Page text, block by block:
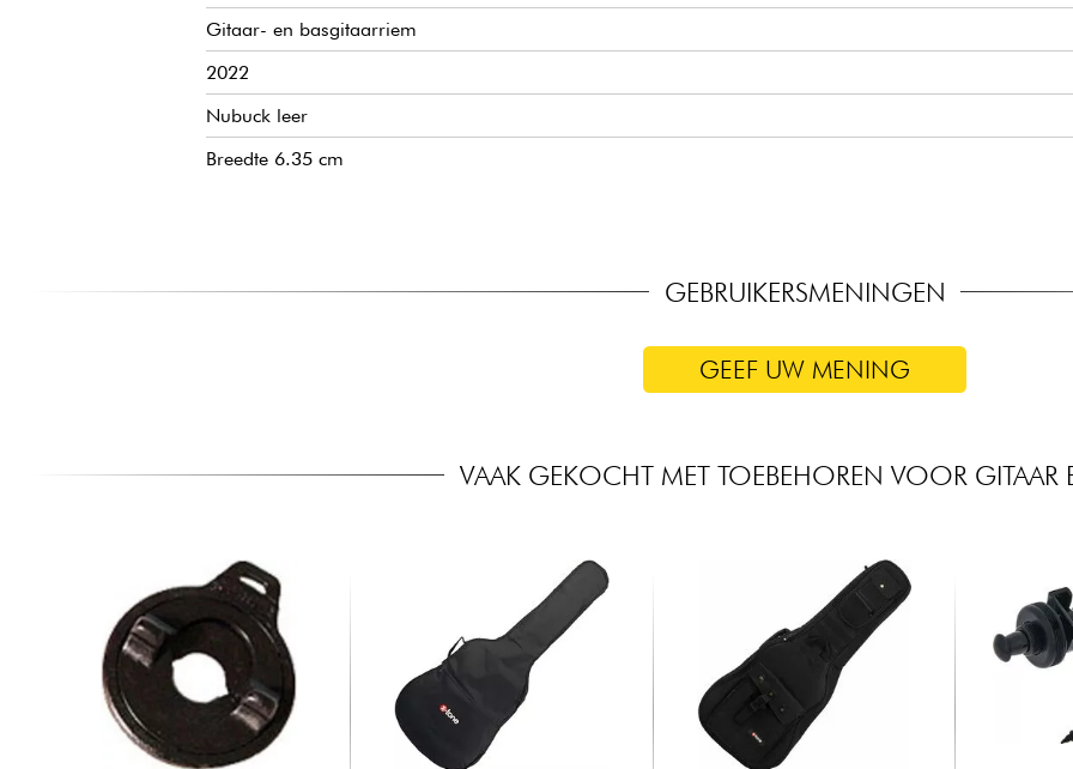
Gitaar- en basgitaarriem
2022
Nubuck leer
Breedte 6.35 cm
GEBRUIKERSMENINGEN
GEEF UW MENING
VAAK GEKOCHT MET TOEBEHOREN VOOR GITAAR